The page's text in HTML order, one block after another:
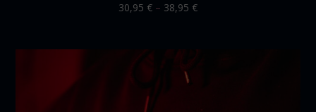
30,95 € – 38,95 €